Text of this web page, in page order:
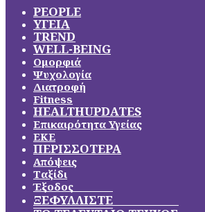
PEOPLE
ΥΓΕΙΑ
TREND
WELL-BEING
Ομορφιά
Ψυχολογία
Διατροφή
Fitness
HEALTHUPDATES
Επικαιρότητα Υγείας
ΕΚΕ
ΠΕΡΙΣΣΟΤΕΡΑ
Απόψεις
Ταξίδι
Έξοδος
ΞΕΦΥΛΛΙΣΤΕ